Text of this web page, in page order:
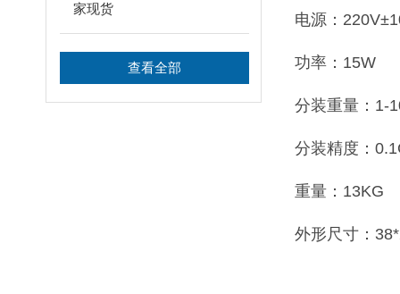
家现货
查看全部
电源：
功率：15W
分装重量：1-
分装精度：
重量：13KG
外形尺寸：